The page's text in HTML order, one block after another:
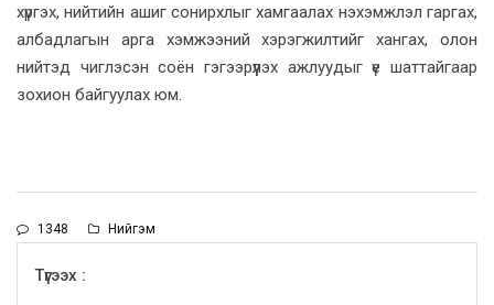
хүргэх, нийтийн ашиг сонирхлыг хамгаалах нэхэмжлэл гаргах,
албадлагын арга хэмжээний хэрэгжилтийг хангах, олон
нийтэд чиглэсэн соён гэгээрүүлэх ажлуудыг үе шаттайгаар
зохион байгуулах юм.
1348 Нийгэм
Түгээх :